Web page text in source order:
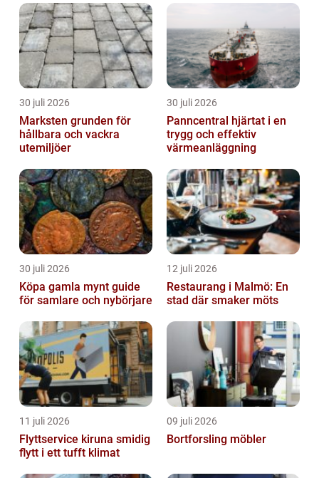
30 juli 2026
Marksten grunden för
hållbara och vackra
utemiljöer
30 juli 2026
Panncentral hjärtat i en
trygg och effektiv
värmeanläggning
30 juli 2026
Köpa gamla mynt guide
för samlare och nybörjare
12 juli 2026
Restaurang i Malmö: En
stad där smaker möts
11 juli 2026
Flyttservice kiruna smidig
flytt i ett tufft klimat
09 juli 2026
Bortforsling möbler